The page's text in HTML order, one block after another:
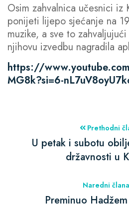
Osim zahvalnica učesnici iz
ponijeti lijepo sjećanje na
muzike, a sve to
njihovu izvedbu nagradila
https://
MG8k?si=6-
Prethodni
U petak i subotu
državnosti u
Naredni
Preminuo